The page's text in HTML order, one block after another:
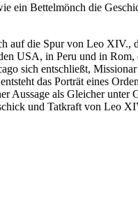
ein Bettelmönch die
auf die Spur von Leo XIV.,
USA, in Peru und in
sich entschließt,
das Porträt eines
Aussage als Gleicher unter
und Tatkraft von Leo